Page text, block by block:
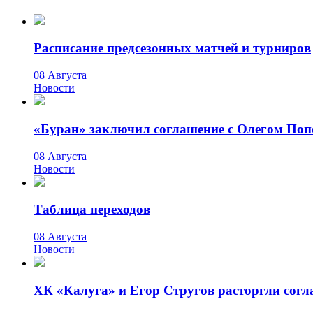
Расписание предсезонных матчей и турниров
08 Августа
Новости
«Буран» заключил соглашение с Олегом
08 Августа
Новости
Таблица переходов
08 Августа
Новости
ХК «Калуга» и Егор Стругов расторгли